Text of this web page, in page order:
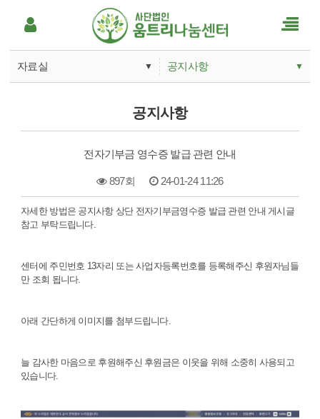
자료실 ▼
사업안내
움트리활동
자료실
공지사항 ▼
언론보도
Q&A
공지사항
전자기부금 영수증 발급 관련 안내
897회 24-01-24 11:26
본문
자세한 방법은 공지사항 상단 전자기부금영수증 발급 관련 안내 게시글
참고 부탁드립니다.
센터에 주민번호 13자리 또는 사업자등록번호를 등록해주신 후원자님들
만 조회 됩니다.
아래 간단하게 이미지를 첨부드립니다.
늘 감사한 마음으로 후원해주신 후원금은 이웃을 위해 소중히 사용되고
있습니다.